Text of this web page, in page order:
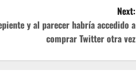
Next:
y al parecer habría accedido a
comprar Twitter otra vez